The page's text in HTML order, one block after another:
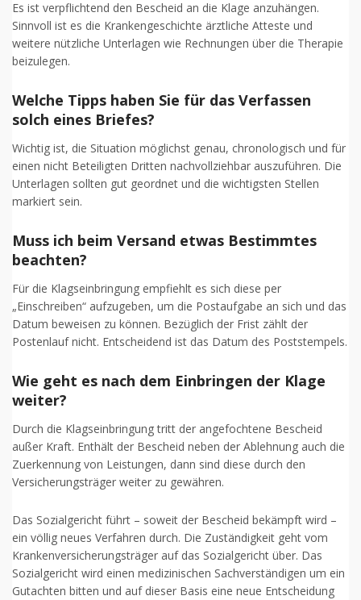
Es ist verpflichtend den Bescheid an die Klage anzuhängen.
Sinnvoll ist es die Krankengeschichte ärztliche Atteste und
weitere nützliche Unterlagen wie Rechnungen über die Therapie
beizulegen.
Welche Tipps haben Sie für das Verfassen
solch eines Briefes?
Wichtig ist, die Situation möglichst genau, chronologisch und für
einen nicht Beteiligten Dritten nachvollziehbar auszuführen. Die
Unterlagen sollten gut geordnet und die wichtigsten Stellen
markiert sein.
Muss ich beim Versand etwas Bestimmtes
beachten?
Für die Klagseinbringung empfiehlt es sich diese per
„Einschreiben“ aufzugeben, um die Postaufgabe an sich und das
Datum beweisen zu können. Bezüglich der Frist zählt der
Postenlauf nicht. Entscheidend ist das Datum des Poststempels.
Wie geht es nach dem Einbringen der Klage
weiter?
Durch die Klagseinbringung tritt der angefochtene Bescheid
außer Kraft. Enthält der Bescheid neben der Ablehnung auch die
Zuerkennung von Leistungen, dann sind diese durch den
Versicherungsträger weiter zu gewähren.
Das Sozialgericht führt – soweit der Bescheid bekämpft wird –
ein völlig neues Verfahren durch. Die Zuständigkeit geht vom
Krankenversicherungsträger auf das Sozialgericht über. Das
Sozialgericht wird einen medizinischen Sachverständigen um ein
Gutachten bitten und auf dieser Basis eine neue Entscheidung